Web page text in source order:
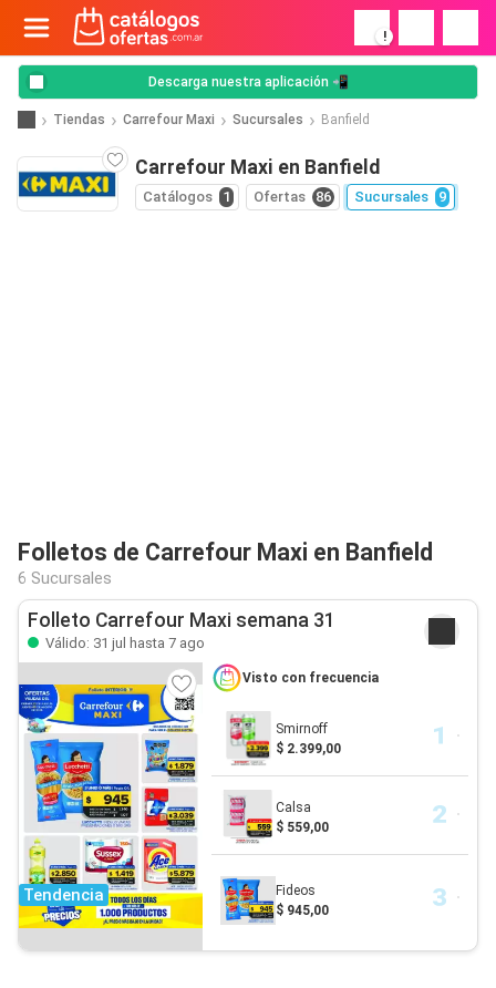
!
Descarga nuestra aplicación 📲
Tiendas Carrefour Maxi Sucursales Banfield
Carrefour Maxi en Banfield
Catálogos 1 Ofertas 86 Sucursales 9
Folletos de Carrefour Maxi en Banfield
6 Sucursales
Folleto Carrefour Maxi semana 31
Válido: 31 jul hasta 7 ago
Tendencia
Visto con frecuencia
Smirnoff
$ 2.399,00
Calsa
$ 559,00
Fideos
$ 945,00